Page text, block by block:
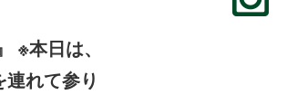
※本日は、
れて参り